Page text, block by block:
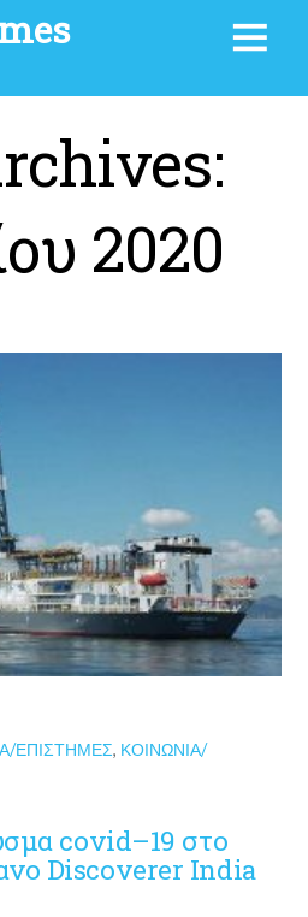
2020
ΕΠΙΣΤΉΜΕΣ, ΚΟΙΝΩΝΊΑ/
covid–19 στο
Discoverer India